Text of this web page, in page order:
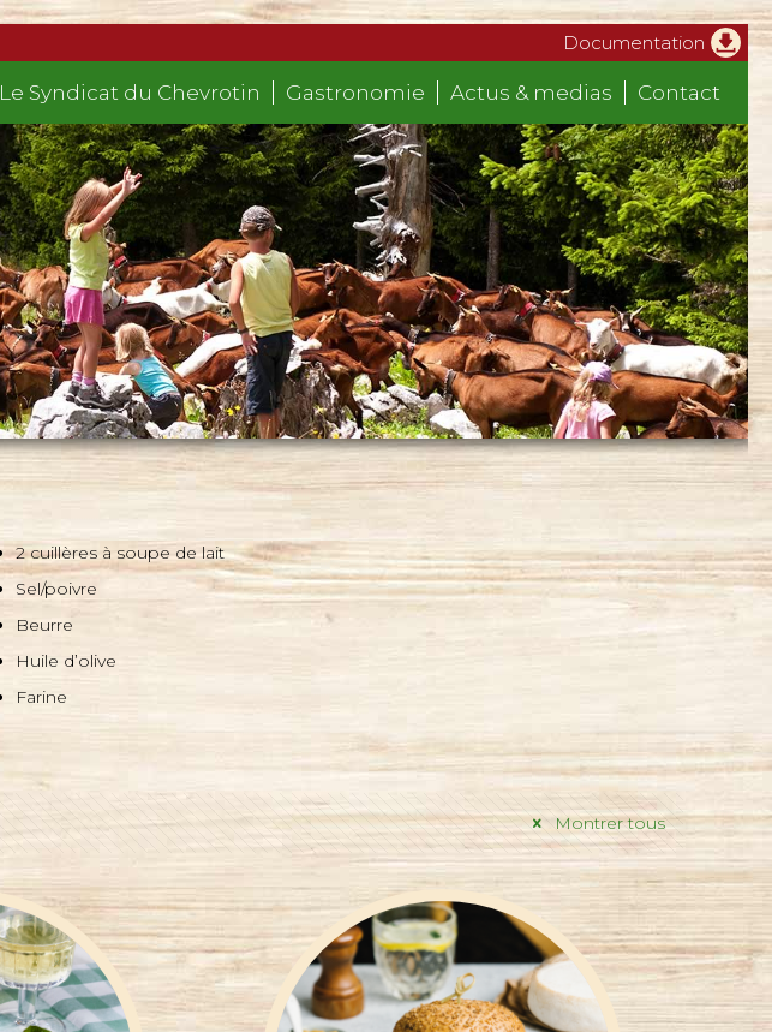
Documentation
Le Syndicat du Chevrotin Gastronomie Actus & medias Contact
2 cuillères à soupe de lait
Sel/poivre
Beurre
Huile d’olive
Farine
Montrer tous